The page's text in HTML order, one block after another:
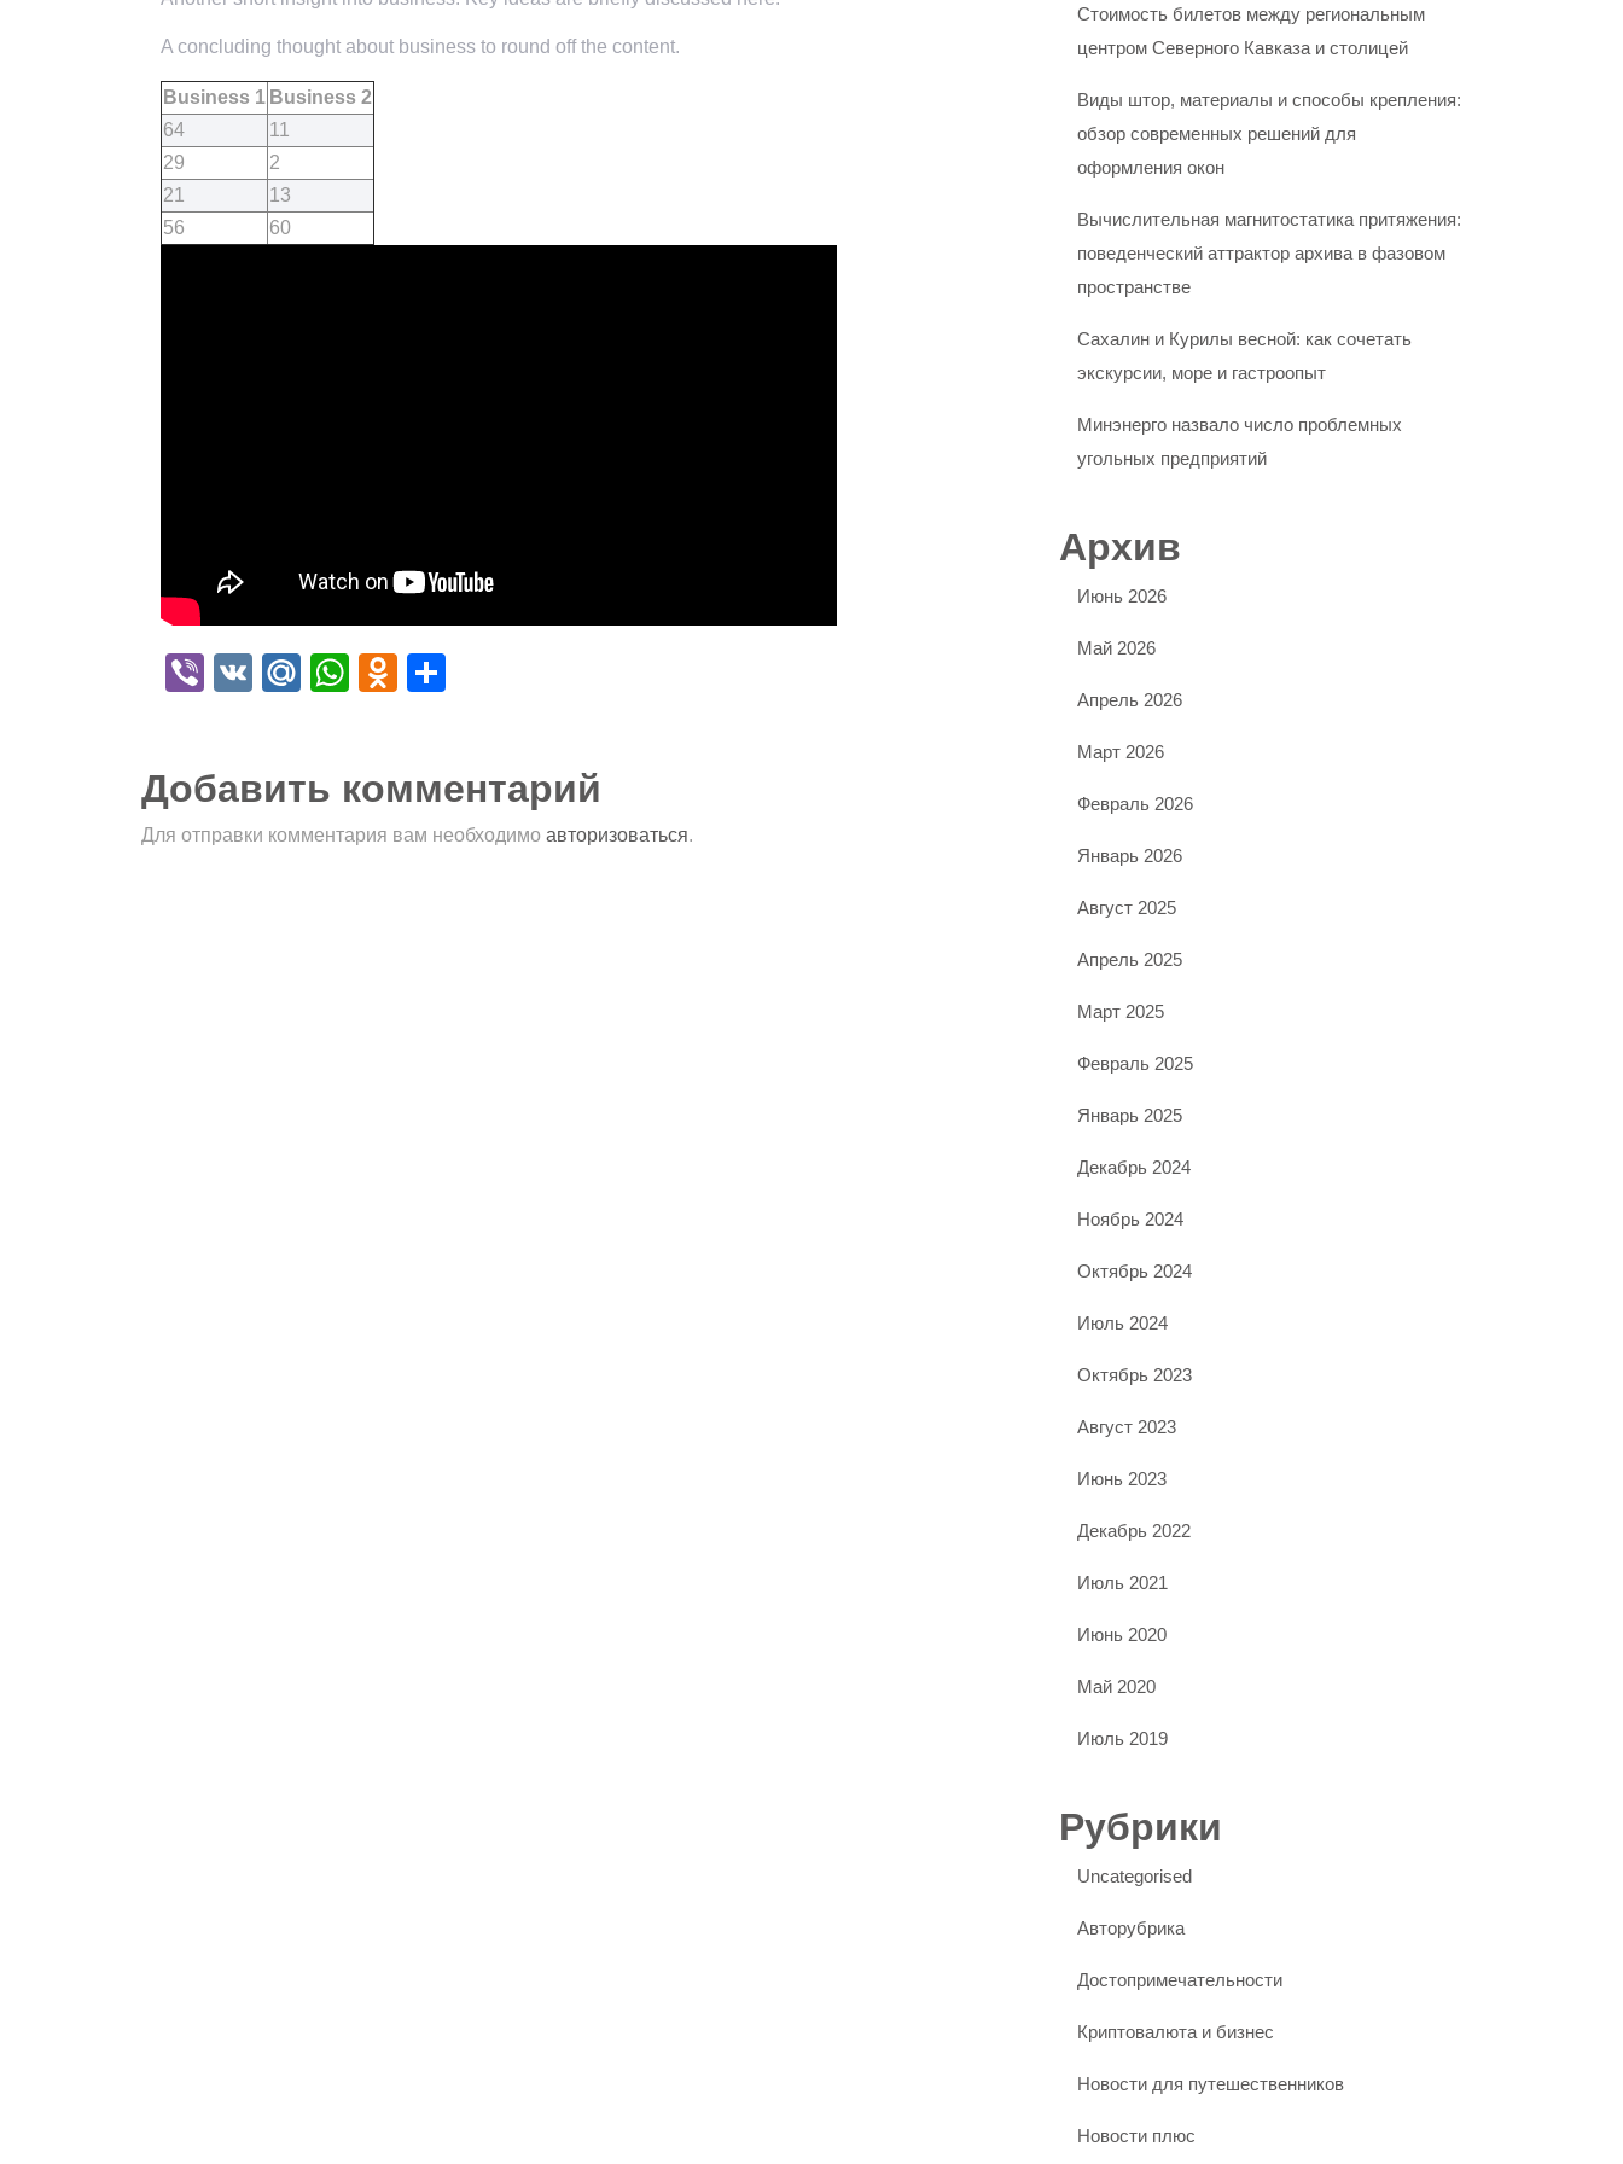
A concluding thought about business to round off the content.
Business 1 Business 2
64
11
29
2
21
13
56
60
Viber
VK Mail.Ru
WhatsApp
Odnoklassniki
Добавить комментарий
Для отправки комментария вам необходимо авторизоваться.
Стоимость билетов между региональным
центром Северного Кавказа и столицей
Виды штор, материалы и способы крепления:
обзор современных решений для
оформления окон
Вычислительная магнитостатика притяжения:
поведенческий аттрактор архива в фазовом
пространстве
Сахалин и Курилы весной: как сочетать
экскурсии, море и гастроопыт
Минэнерго назвало число проблемных
угольных предприятий
Архив
Июнь 2026
Май 2026
Апрель 2026
Март 2026
Февраль 2026
Январь 2026
Август 2025
Апрель 2025
Март 2025
Февраль 2025
Январь 2025
Декабрь 2024
Ноябрь 2024
Октябрь 2024
Июль 2024
Октябрь 2023
Август 2023
Июнь 2023
Декабрь 2022
Июль 2021
Июнь 2020
Май 2020
Июль 2019
Рубрики
Uncategorised
Авторубрика
Достопримечательности
Криптовалюта и бизнес
Новости для путешественников
Новости плюс